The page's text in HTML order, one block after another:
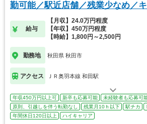
勤可能／駅近店舗／残業少なめ／
給与
【月収】24.0万円程度
【年収】450万円程度
【時給】1,800円～2,500円
勤務地 秋田県 秋田市
アクセス ＪＲ奥羽本線 和田駅
年収450万円以上可 新卒も応募可能
未経験者も応募可
原則、引越しを伴う転勤なし
残業月10ｈ以下 駅チカ
年間休日120日以上
ハイキャリア